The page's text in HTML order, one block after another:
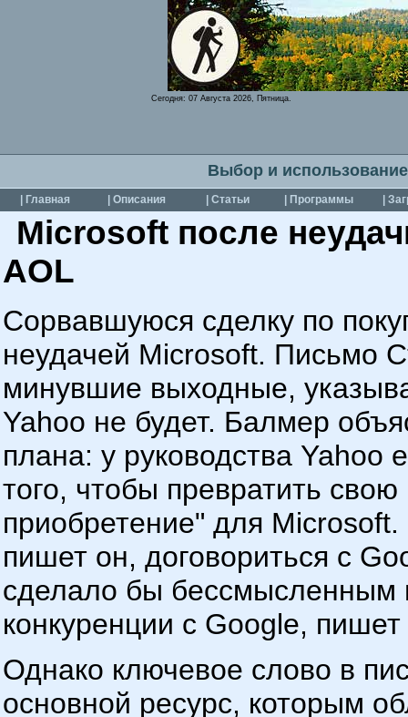
Сегодня: 07 Августа 2026, Пятница.
Выбор и
| Главная | Описания | Статьи | Программы |
Microsoft после
AOL
Сорвавшуюся сделку по
неудачей Microsoft. Письмо
минувшие выходные,
Yahoo не будет. Балмер
плана: у руководства Yahoo
того, чтобы превратить
приобретение" для
пишет он, договориться с
сделало бы бессмысленным
конкуренции с Google, пишет
Однако ключевое слово в
основной ресурс, которым